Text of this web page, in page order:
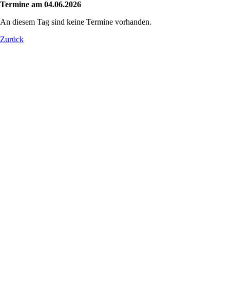
Termine am 04.06.2026
An diesem Tag sind keine Termine vorhanden.
Zurück